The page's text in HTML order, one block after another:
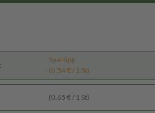
Spartipp
(0,54 € / 1 St)
(0,65 € / 1 St)